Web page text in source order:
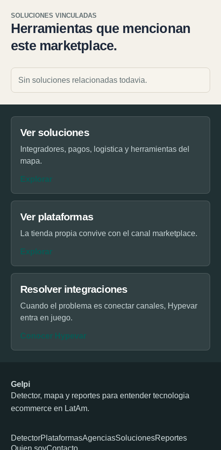
SOLUCIONES VINCULADAS
Herramientas que mencionan
este marketplace.
Sin soluciones relacionadas todavia.
Ver soluciones
Integradores, pagos, logistica y herramientas del
mapa.
Explorar
Ver plataformas
La tienda propia convive con el canal marketplace.
Explorar
Resolver integraciones
Cuando el problema es conectar canales, Hypevar
entra en juego.
Conocer Hypevar
Gelpi
Detector, mapa y reportes para entender tecnologia
ecommerce en LatAm.
DetectorPlataformasAgenciasSolucionesReportes
Quien soyContacto